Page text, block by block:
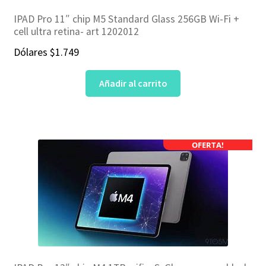
IPAD Pro 11″ chip M5 Standard Glass 256GB Wi-Fi +
cell ultra retina- art 1202012
Dólares $1.749
Añadir al carrito
OFERTA!